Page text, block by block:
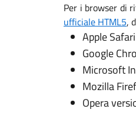
Per i browser di
ufficiale HTML5,
Apple
Google
Microsoft
Mozilla
Opera